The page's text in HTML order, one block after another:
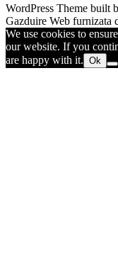
WordPress Theme built
Gazduire Web furnizata
We use cookies to
our website. If you
are happy with it. Ok